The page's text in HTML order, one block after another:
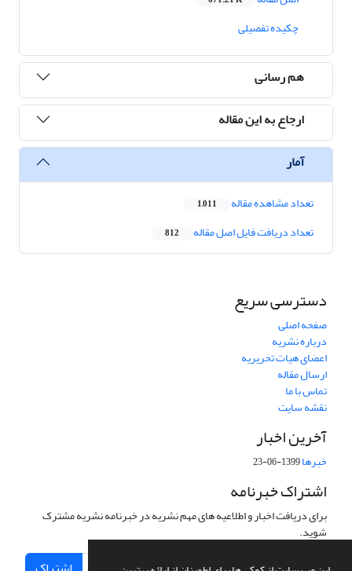
چکیده تفصیلی
هم رسانی
ارجاع به این مقاله
آمار
تعداد مشاهده مقاله 1,011
تعداد دریافت فایل اصل مقاله 812
دسترسی سریع
صفحه اصلی
درباره نشریه
اعضای هیات تحریریه
ارسال مقاله
تماس با ما
نقشه سایت
آخرین اخبار
خبرها1399-06-23
اشتراک خبرنامه
برای دریافت اخبار و اطلاعیه های مهم نشریه در خبرنامه نشریه مشترک
شوید.